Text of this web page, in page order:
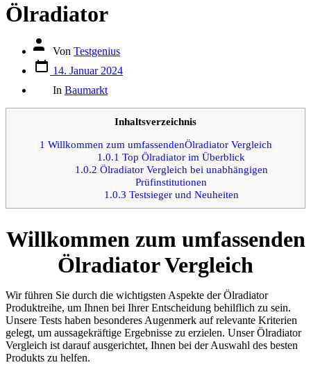
Ölradiator
Autor
Beitrags
Von Testgenius
Datum
des
Beitrags
14. Januar 2024
In Baumarkt
Inhaltsverzeichnis
1 Willkommen zum umfassendenÖlradiator Vergleich
1.0.1 Top Ölradiator im Überblick
1.0.2 Ölradiator Vergleich bei unabhängigen
Prüfinstitutionen
1.0.3 Testsieger und Neuheiten
Willkommen zum umfassenden
Ölradiator Vergleich
Wir führen Sie durch die wichtigsten Aspekte der Ölradiator
Produktreihe, um Ihnen bei Ihrer Entscheidung behilflich zu sein.
Unsere Tests haben besonderes Augenmerk auf relevante Kriterien
gelegt, um aussagekräftige Ergebnisse zu erzielen. Unser Ölradiator
Vergleich ist darauf ausgerichtet, Ihnen bei der Auswahl des besten
Produkts zu helfen.